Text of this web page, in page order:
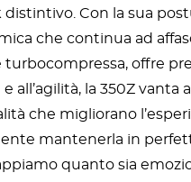
Con la sua
che continua ad
offre
all’agilità, la 350Z vanta
che migliorano
mantenerla in
quanto sia